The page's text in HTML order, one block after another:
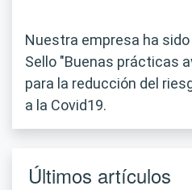
Nuestra empresa ha
Sello "Buenas prácticas
para la reducción del
a la Covid19.
Últimos artículos